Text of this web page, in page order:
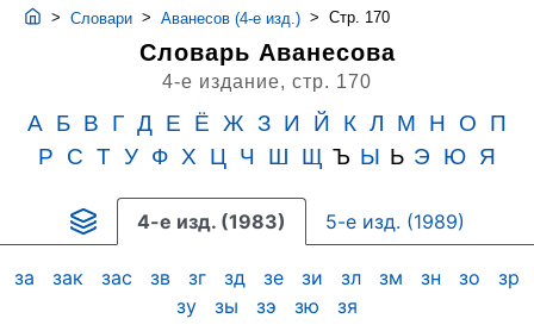
> Словари > Аванесов (4-е изд.) > Стр. 170
Словарь Аванесова
4-е издание, стр. 170
А Б В Г Д Е Ё Ж З И Й К Л М Н О
П
Р
С Т У Ф Х Ц Ч Ш Щ Ъ Ы Ь Э Ю Я
4-е изд. (1983) 5-е изд. (1989)
за зак зас зв зг зд зе зи зл зм зн зо
зр
зу
зы зэ зю зя